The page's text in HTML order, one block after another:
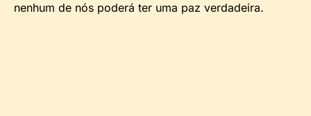
nenhum de nós poderá ter uma paz verdadeira.